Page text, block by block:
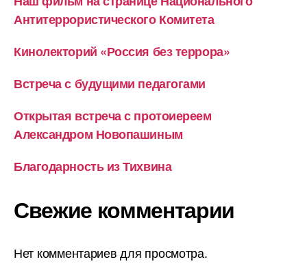
Антитеррористического Комитета
Кинолекторий «Россия без террора»
Встреча с будущими педагогами
Открытая встреча с протоиереем
Александром Новопашиным
Благодарность из Тихвина
Свежие комментарии
Нет комментариев для просмотра.